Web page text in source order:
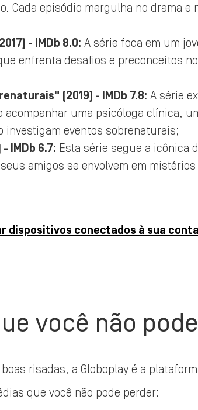
Cada episódio mergulha no drama
- IMDb 8.0: A série foca em um
enfrenta desafios e preconceitos
(2019) - IMDb 7.8: A série
acompanhar uma psicóloga clínica,
investigam eventos sobrenaturais;
IMDb 6.7: Esta série segue a icônica
amigos se envolvem em
dispositivos conectados à sua
você não
risadas, a Globoplay é a
que você não pode perder: